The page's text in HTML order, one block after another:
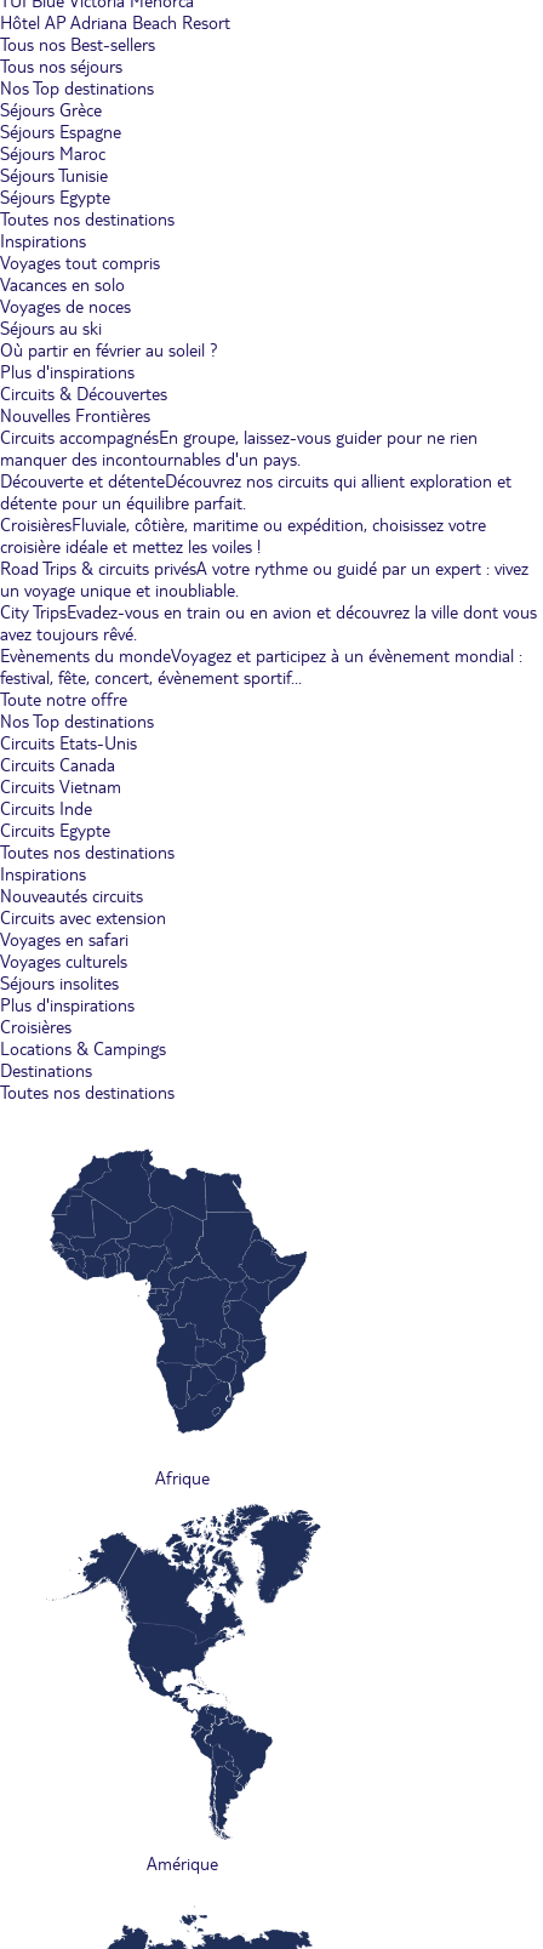
Hôtel AP Adriana Beach Resort
Tous nos Best-sellers
Tous nos séjours
Nos Top destinations
Séjours Grèce
Séjours Espagne
Séjours Maroc
Séjours Tunisie
Séjours Egypte
Toutes nos destinations
Inspirations
Voyages tout compris
Vacances en solo
Voyages de noces
Séjours au ski
Où partir en février au soleil ?
Plus d'inspirations
Circuits & Découvertes
Nouvelles Frontières
Circuits accompagnésEn groupe, laissez-vous guider pour ne rien
manquer des incontournables d'un pays.
Découverte et détenteDécouvrez nos circuits qui allient exploration et
détente pour un équilibre parfait.
CroisièresFluviale, côtière, maritime ou expédition, choisissez votre
croisière idéale et mettez les voiles !
Road Trips & circuits privésA votre rythme ou guidé par un expert : vivez
un voyage unique et inoubliable.
City TripsEvadez-vous en train ou en avion et découvrez la ville dont vous
avez toujours rêvé.
Evènements du mondeVoyagez et participez à un évènement mondial :
festival, fête, concert, évènement sportif...
Toute notre offre
Nos Top destinations
Circuits Etats-Unis
Circuits Canada
Circuits Vietnam
Circuits Inde
Circuits Egypte
Toutes nos destinations
Inspirations
Nouveautés circuits
Circuits avec extension
Voyages en safari
Voyages culturels
Séjours insolites
Plus d'inspirations
Croisières
Locations & Campings
Destinations
Toutes nos destinations
Afrique
Amérique